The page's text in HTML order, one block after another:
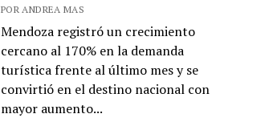
POR ANDREA MAS
Mendoza registró un crecimiento
cercano al 170% en la demanda
turística frente al último mes y se
convirtió en el destino nacional con
mayor aumento...